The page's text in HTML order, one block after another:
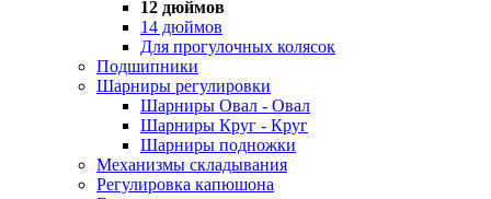
12 дюймов
14 дюймов
Для прогулочных колясок
Подшипники
Шарниры регулировки
Шарниры Овал - Овал
Шарниры Круг - Круг
Шарниры подножки
Механизмы складывания
Регулировка капюшона